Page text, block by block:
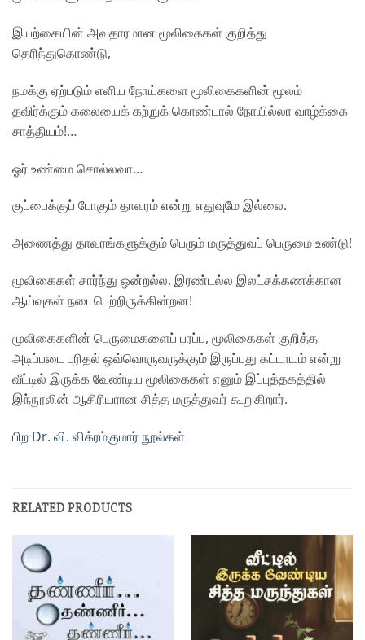
இயற்கையின் அவதாரமான மூலிகைகள் குறித்து
தெரிந்துகொண்டு,
நமக்கு ஏற்படும் எளிய நோய்களை மூலிகைகளின் மூலம்
தவிர்க்கும் கலையைக் கற்றுக் கொண்டால் நோயில்லா வாழ்க்கை
சாத்தியம்!…
ஓர் உண்மை சொல்லவா…
குப்பைக்குப் போகும் தாவரம் என்று எதுவுமே இல்லை.
அணைத்து தாவரங்களுக்கும் பெரும் மருத்துவப் பெருமை உண்டு!
மூலிகைகள் சார்ந்து ஒன்றல்ல, இரண்டல்ல இலட்சக்கணக்கான
ஆய்வுகள் நடைபெற்றிருக்கின்றன!
மூலிகைகளின் பெருமைகளைப் பரப்ப, மூலிகைகள் குறித்த
அடிப்படை புரிதல் ஒவ்வொருவருக்கும் இருப்பது கட்டாயம் என்று
வீட்டில் இருக்க வேண்டிய மூலிகைகள் எனும் இப்புத்தகத்தில்
இந்நூலின் ஆசிரியரான சித்த மருத்துவர் கூறுகிறார்.
பிற Dr. வி. விக்ரம்குமார் நூல்கள்
RELATED PRODUCTS